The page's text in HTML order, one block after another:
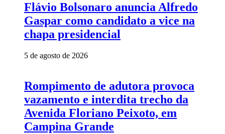
Flávio Bolsonaro anuncia Alfredo
Gaspar como candidato a vice na
chapa presidencial
5 de agosto de 2026
Rompimento de adutora provoca
vazamento e interdita trecho da
Avenida Floriano Peixoto, em
Campina Grande